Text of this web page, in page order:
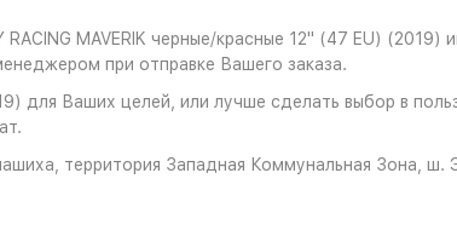
MAVERIK черные/красные 12" (47 EU) (2019)
при отправке Вашего заказа.
для Ваших целей, или лучше сделать выбор в
территория Западная Коммунальная Зона, ш.